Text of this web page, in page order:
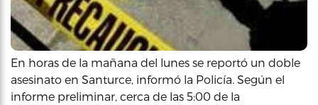
En horas de la mañana del lunes se reportó un doble
asesinato en Santurce, informó la Policía. Según el
informe preliminar, cerca de las 5:00 de la